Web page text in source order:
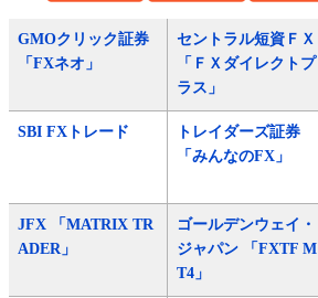
GMOクリック証券
「FXネオ」
セントラル短資ＦＸ
「ＦＸダイレクトプ
ラス」
SBI FXトレード
トレイダーズ証券
「みんなのFX」
JFX 「MATRIX TR
ADER」
ゴールデンウェイ・
ジャパン 「FXTF M
T4」